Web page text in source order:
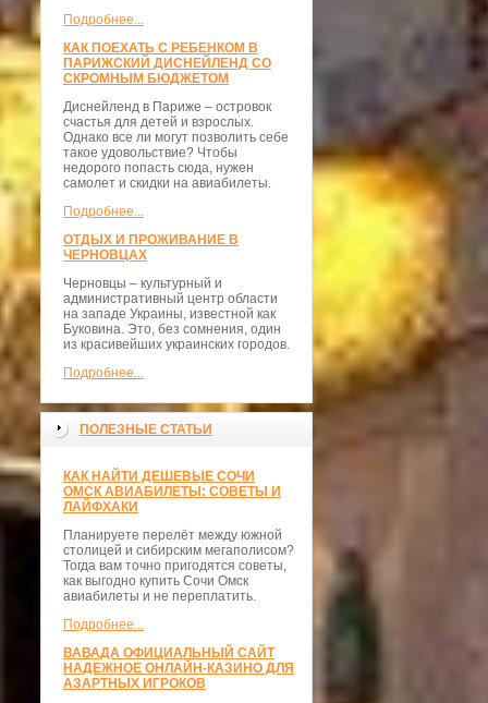
Подробнее...
КАК ПОЕХАТЬ С РЕБЕНКОМ В
ПАРИЖСКИЙ ДИСНЕЙЛЕНД СО
СКРОМНЫМ БЮДЖЕТОМ
Диснейленд в Париже – островок
счастья для детей и взрослых.
Однако все ли могут позволить себе
такое удовольствие? Чтобы
недорого попасть сюда, нужен
самолет и скидки на авиабилеты.
Подробнее...
ОТДЫХ И ПРОЖИВАНИЕ В
ЧЕРНОВЦАХ
Черновцы – культурный и
административный центр области
на западе Украины, известной как
Буковина. Это, без сомнения, один
из красивейших украинских городов.
Подробнее...
ПОЛЕЗНЫЕ СТАТЬИ
КАК НАЙТИ ДЕШЕВЫЕ СОЧИ
ОМСК АВИАБИЛЕТЫ: СОВЕТЫ И
ЛАЙФХАКИ
Планируете перелёт между южной
столицей и сибирским мегаполисом?
Тогда вам точно пригодятся советы,
как выгодно купить Сочи Омск
авиабилеты и не переплатить.
Подробнее...
ВАВАДА ОФИЦИАЛЬНЫЙ САЙТ
НАДЕЖНОЕ ОНЛАЙН-КАЗИНО ДЛЯ
АЗАРТНЫХ ИГРОКОВ